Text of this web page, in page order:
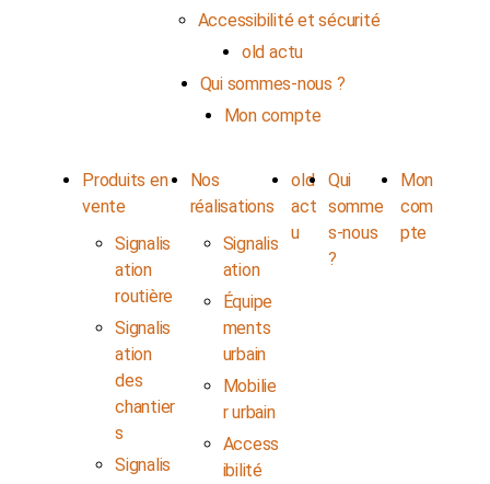
Accessibilité et sécurité
old actu
Qui sommes-nous ?
Mon compte
Produits en
vente
Signalis
ation
routière
Signalis
ation
des
chantier
s
Signalis
Nos
réalisations
Signalis
ation
Équipe
ments
urbain
Mobilie
r urbain
Access
ibilité
old
act
u
Qui
somme
s-nous
?
Mon
com
pte